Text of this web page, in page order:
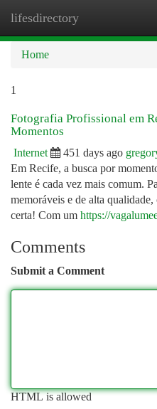
lifesdirectory
Home
1
Fotografia Profissional em
Momentos
Internet 451 days ago
Em Recife, a busca por
lente é cada vez mais comum.
memoráveis e de alta
certa! Com um https://
Comments
Submit a Comment
HTML is allowed